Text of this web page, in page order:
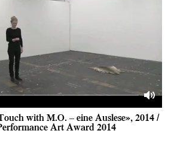
Mute
with M.O. – eine Auslese», 2014 /
Art Award 2014